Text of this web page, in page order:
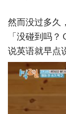
然而没过多久
「没碰到吗
说英语就早点